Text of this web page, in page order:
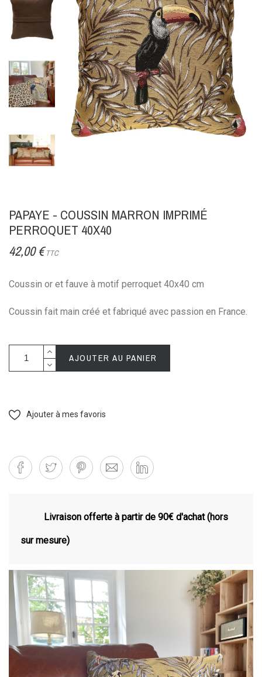
PAPAYE - COUSSIN MARRON IMPRIMÉ
PERROQUET 40X40
42,00 € TTC
Coussin or et fauve à motif perroquet 40x40 cm
Coussin fait main créé et fabriqué avec passion en France.
AJOUTER AU PANIER
Ajouter à mes favoris
Livraison offerte à partir de 90€ d'achat (hors
sur mesure)